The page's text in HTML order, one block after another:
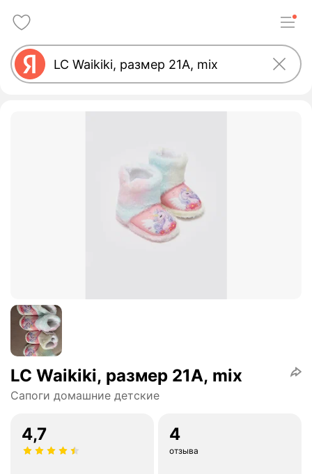
LC Waikiki, размер 21A, mix
Сапоги домашние детские
4,7 4
отзыва